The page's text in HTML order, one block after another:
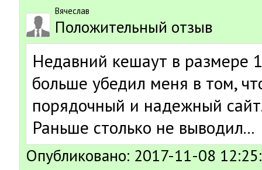
Вячеслав
Положительный отзыв
Недавний кешаут в размере
больше убедил меня в том,
порядочный и надежный
Раньше столько не выводил...
Опубликовано: 2017-11-08